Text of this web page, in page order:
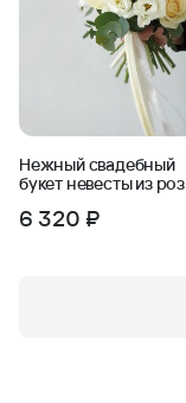
Нежный свадебный
букет невесты из
мятежность
6 320 ₽